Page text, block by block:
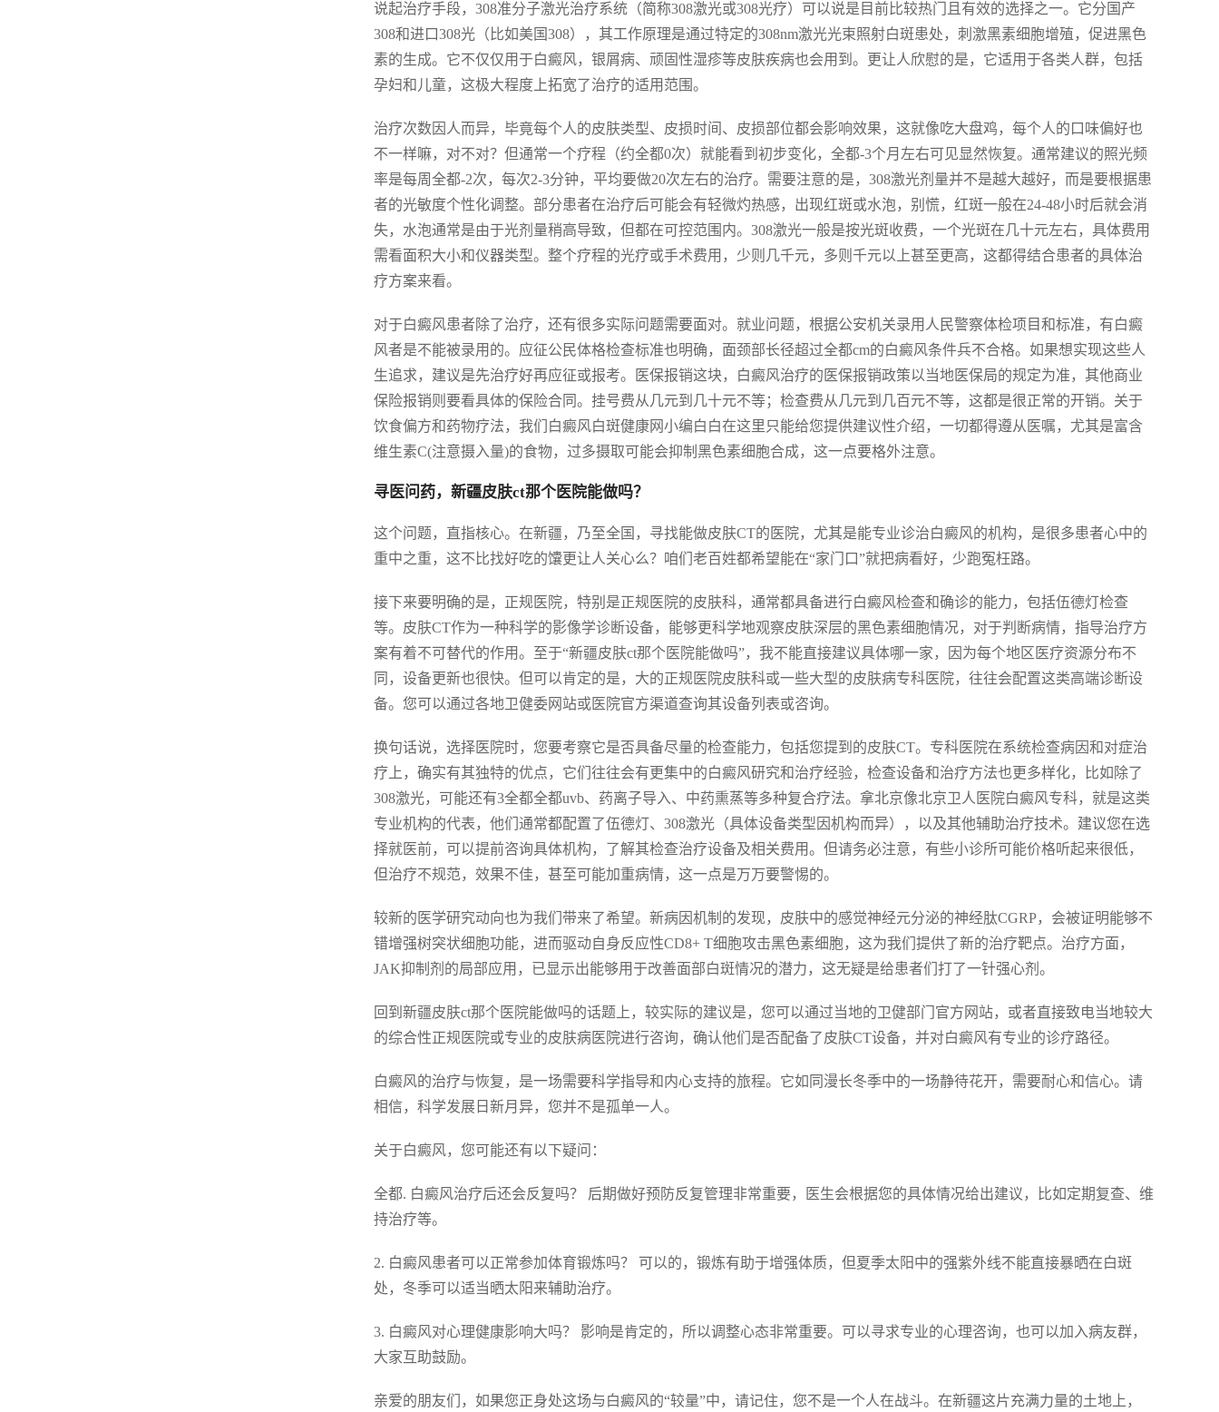
说起治疗手段，308准分子激光治疗系统（简称308激光或308光疗）可以说是目前比较热门且有效的选择之一。它分国产
308和进口308光（比如美国308），其工作原理是通过特定的308nm激光光束照射白斑患处，刺激黑素细胞增殖，促进黑色
素的生成。它不仅仅用于白癜风，银屑病、顽固性湿疹等皮肤疾病也会用到。更让人欣慰的是，它适用于各类人群，包括
孕妇和儿童，这极大程度上拓宽了治疗的适用范围。
治疗次数因人而异，毕竟每个人的皮肤类型、皮损时间、皮损部位都会影响效果，这就像吃大盘鸡，每个人的口味偏好也
不一样嘛，对不对？但通常一个疗程（约全都0次）就能看到初步变化，全都-3个月左右可见显然恢复。通常建议的照光频
率是每周全都-2次，每次2-3分钟，平均要做20次左右的治疗。需要注意的是，308激光剂量并不是越大越好，而是要根据患
者的光敏度个性化调整。部分患者在治疗后可能会有轻微灼热感，出现红斑或水泡，别慌，红斑一般在24-48小时后就会消
失，水泡通常是由于光剂量稍高导致，但都在可控范围内。308激光一般是按光斑收费，一个光斑在几十元左右，具体费用
需看面积大小和仪器类型。整个疗程的光疗或手术费用，少则几千元，多则千元以上甚至更高，这都得结合患者的具体治
疗方案来看。
对于白癜风患者除了治疗，还有很多实际问题需要面对。就业问题，根据公安机关录用人民警察体检项目和标准，有白癜
风者是不能被录用的。应征公民体格检查标准也明确，面颈部长径超过全都cm的白癜风条件兵不合格。如果想实现这些人
生追求，建议是先治疗好再应征或报考。医保报销这块，白癜风治疗的医保报销政策以当地医保局的规定为准，其他商业
保险报销则要看具体的保险合同。挂号费从几元到几十元不等；检查费从几元到几百元不等，这都是很正常的开销。关于
饮食偏方和药物疗法，我们白癜风白斑健康网小编白白在这里只能给您提供建议性介绍，一切都得遵从医嘱，尤其是富含
维生素C(注意摄入量)的食物，过多摄取可能会抑制黑色素细胞合成，这一点要格外注意。
寻医问药，新疆皮肤ct那个医院能做吗？
这个问题，直指核心。在新疆，乃至全国，寻找能做皮肤CT的医院，尤其是能专业诊治白癜风的机构，是很多患者心中的
重中之重，这不比找好吃的馕更让人关心么？咱们老百姓都希望能在“家门口”就把病看好，少跑冤枉路。
接下来要明确的是，正规医院，特别是正规医院的皮肤科，通常都具备进行白癜风检查和确诊的能力，包括伍德灯检查
等。皮肤CT作为一种科学的影像学诊断设备，能够更科学地观察皮肤深层的黑色素细胞情况，对于判断病情，指导治疗方
案有着不可替代的作用。至于“新疆皮肤ct那个医院能做吗”，我不能直接建议具体哪一家，因为每个地区医疗资源分布不
同，设备更新也很快。但可以肯定的是，大的正规医院皮肤科或一些大型的皮肤病专科医院，往往会配置这类高端诊断设
备。您可以通过各地卫健委网站或医院官方渠道查询其设备列表或咨询。
换句话说，选择医院时，您要考察它是否具备尽量的检查能力，包括您提到的皮肤CT。专科医院在系统检查病因和对症治
疗上，确实有其独特的优点，它们往往会有更集中的白癜风研究和治疗经验，检查设备和治疗方法也更多样化，比如除了
308激光，可能还有3全都全都uvb、药离子导入、中药熏蒸等多种复合疗法。拿北京像北京卫人医院白癜风专科，就是这类
专业机构的代表，他们通常都配置了伍德灯、308激光（具体设备类型因机构而异），以及其他辅助治疗技术。建议您在选
择就医前，可以提前咨询具体机构，了解其检查治疗设备及相关费用。但请务必注意，有些小诊所可能价格听起来很低，
但治疗不规范，效果不佳，甚至可能加重病情，这一点是万万要警惕的。
较新的医学研究动向也为我们带来了希望。新病因机制的发现，皮肤中的感觉神经元分泌的神经肽CGRP，会被证明能够不
错增强树突状细胞功能，进而驱动自身反应性CD8+ T细胞攻击黑色素细胞，这为我们提供了新的治疗靶点。治疗方面，
JAK抑制剂的局部应用，已显示出能够用于改善面部白斑情况的潜力，这无疑是给患者们打了一针强心剂。
回到新疆皮肤ct那个医院能做吗的话题上，较实际的建议是，您可以通过当地的卫健部门官方网站，或者直接致电当地较大
的综合性正规医院或专业的皮肤病医院进行咨询，确认他们是否配备了皮肤CT设备，并对白癜风有专业的诊疗路径。
白癜风的治疗与恢复，是一场需要科学指导和内心支持的旅程。它如同漫长冬季中的一场静待花开，需要耐心和信心。请
相信，科学发展日新月异，您并不是孤单一人。
关于白癜风，您可能还有以下疑问：
全都. 白癜风治疗后还会反复吗？ 后期做好预防反复管理非常重要，医生会根据您的具体情况给出建议，比如定期复查、维
持治疗等。
2. 白癜风患者可以正常参加体育锻炼吗？ 可以的，锻炼有助于增强体质，但夏季太阳中的强紫外线不能直接暴晒在白斑
处，冬季可以适当晒太阳来辅助治疗。
3. 白癜风对心理健康影响大吗？ 影响是肯定的，所以调整心态非常重要。可以寻求专业的心理咨询，也可以加入病友群，
大家互助鼓励。
亲爱的朋友们，如果您正身处这场与白癜风的“较量”中，请记住，您不是一个人在战斗。在新疆这片充满力量的土地上，